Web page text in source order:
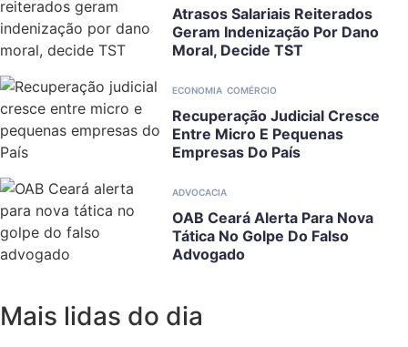
Atrasos Salariais Reiterados
Geram Indenização Por Dano
Moral, Decide TST
ECONOMIA COMÉRCIO
Recuperação Judicial Cresce
Entre Micro E Pequenas
Empresas Do País
ADVOCACIA
OAB Ceará Alerta Para Nova
Tática No Golpe Do Falso
Advogado
Mais lidas do dia